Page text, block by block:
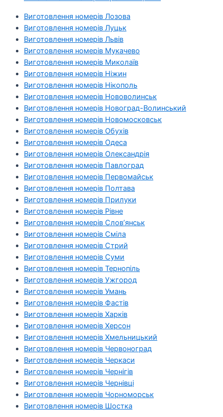
Виготовлення номерів Лозова
Виготовлення номерів Луцьк
Виготовлення номерів Львів
Виготовлення номерів Мукачево
Виготовлення номерів Миколаїв
Виготовлення номерів Ніжин
Виготовлення номерів Нікополь
Виготовлення номерів Нововолинськ
Виготовлення номерів Новоград-Волинський
Виготовлення номерів Новомосковськ
Виготовлення номерів Обухів
Виготовлення номерів Одеса
Виготовлення номерів Олександрія
Виготовлення номерів Павлоград
Виготовлення номерів Первомайськ
Виготовлення номерів Полтава
Виготовлення номерів Прилуки
Виготовлення номерів Рівне
Виготовлення номерів Слов’янськ
Виготовлення номерів Сміла
Виготовлення номерів Стрий
Виготовлення номерів Суми
Виготовлення номерів Тернопіль
Виготовлення номерів Ужгород
Виготовлення номерів Умань
Виготовлення номерів Фастів
Виготовлення номерів Харків
Виготовлення номерів Херсон
Виготовлення номерів Хмельницький
Виготовлення номерів Червоноград
Виготовлення номерів Черкаси
Виготовлення номерів Чернігів
Виготовлення номерів Чернівці
Виготовлення номерів Чорноморськ
Виготовлення номерів Шостка